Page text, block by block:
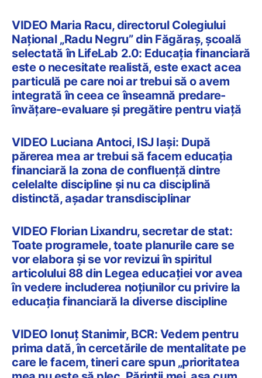
VIDEO Maria Racu, directorul Colegiului
Național „Radu Negru” din Făgăraș, școală
selectată în LifeLab 2.0: Educația financiară
este o necesitate realistă, este exact acea
particulă pe care noi ar trebui să o avem
integrată în ceea ce înseamnă predare-
învățare-evaluare și pregătire pentru viață
VIDEO Luciana Antoci, ISJ Iași: După
părerea mea ar trebui să facem educația
financiară la zona de confluență dintre
celelalte discipline și nu ca disciplină
distinctă, așadar transdisciplinar
VIDEO Florian Lixandru, secretar de stat:
Toate programele, toate planurile care se
vor elabora și se vor revizui în spiritul
articolului 88 din Legea educației vor avea
în vedere includerea noțiunilor cu privire la
educația financiară la diverse discipline
VIDEO Ionuț Stanimir, BCR: Vedem pentru
prima dată, în cercetările de mentalitate pe
care le facem, tineri care spun „prioritatea